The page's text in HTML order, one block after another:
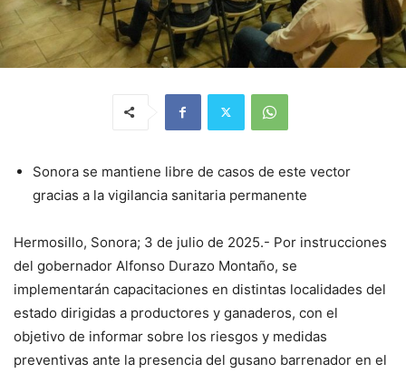
Sonora se mantiene libre de casos de este vector
gracias a la vigilancia sanitaria permanente
Hermosillo, Sonora; 3 de julio de 2025.- Por instrucciones
del gobernador Alfonso Durazo Montaño, se
implementarán capacitaciones en distintas localidades del
estado dirigidas a productores y ganaderos, con el
objetivo de informar sobre los riesgos y medidas
preventivas ante la presencia del gusano barrenador en el